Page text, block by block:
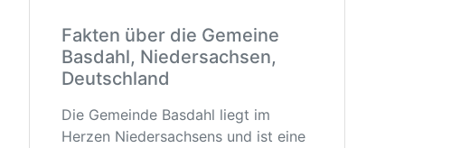
Fakten über die Gemeine
Basdahl, Niedersachsen,
Deutschland
Die Gemeinde Basdahl liegt im
Herzen Niedersachsens und ist eine